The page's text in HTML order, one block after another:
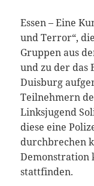
Essen – Eine
und Terror“,
Gruppen aus
und zu der das
Duisburg
Teilnehmern
Linksjugend
diese eine
durchbrechen
Demonstration
stattfinden.